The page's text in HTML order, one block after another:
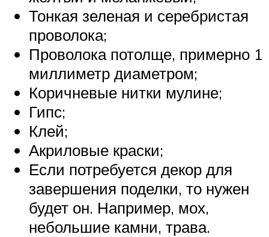
Тонкая зеленая и серебристая
проволока;
Проволока потолще, примерно 1
миллиметр диаметром;
Коричневые нитки мулине;
Гипс;
Клей;
Акриловые краски;
Если потребуется декор для
завершения поделки, то нужен
будет он. Например, мох,
небольшие камни, трава.